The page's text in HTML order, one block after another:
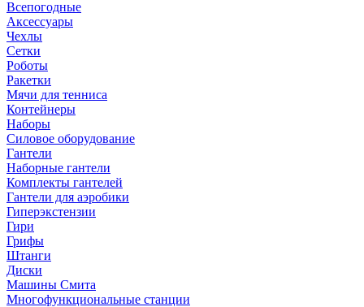
Всепогодные
Аксессуары
Чехлы
Сетки
Роботы
Ракетки
Мячи для тенниса
Контейнеры
Наборы
Силовое оборудование
Гантели
Наборные гантели
Комплекты гантелей
Гантели для аэробики
Гиперэкстензии
Гири
Грифы
Штанги
Диски
Машины Смита
Многофункциональные станции